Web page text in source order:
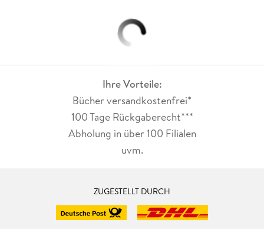
Ihre Vorteile:
Bücher versandkostenfrei*
100 Tage Rückgaberecht***
Abholung in über 100 Filialen
uvm.
ZUGESTELLT DURCH